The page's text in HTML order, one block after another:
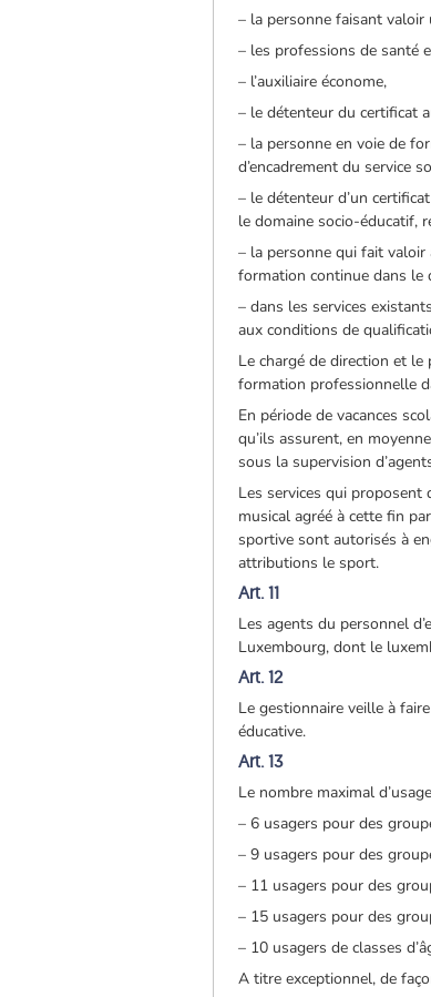
– la personne faisant
– les professions de santé
– l’auxiliaire économe,
– le détenteur du certificat
– la personne en voie de
d’encadrement du service
– le détenteur d’un
le domaine socio-éducatif,
– la personne qui fait valoir
formation continue dans le
– dans les services
aux conditions de
Le chargé de direction et le
formation professionnelle
En période de vacances
qu’ils assurent, en
sous la supervision
Les services qui proposent
musical agréé à cette fin
sportive sont autorisés à
attributions le sport.
Art. 11
Les agents du personnel
Luxembourg, dont le
Art. 12
Le gestionnaire veille à
éducative.
Art. 13
Le nombre maximal
– 6 usagers pour des
– 9 usagers pour des
– 11 usagers pour des
– 15 usagers pour des
– 10 usagers de classes
A titre exceptionnel, de